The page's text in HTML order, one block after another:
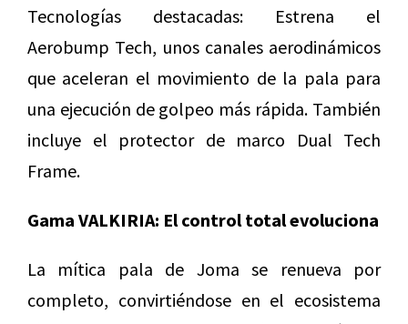
Tecnologías destacadas: Estrena el
Aerobump Tech, unos canales aerodinámicos
que aceleran el movimiento de la pala para
una ejecución de golpeo más rápida. También
incluye el protector de marco Dual Tech
Frame.
Gama VALKIRIA: El control total evoluciona
La mítica pala de Joma se renueva por
completo, convirtiéndose en el ecosistema